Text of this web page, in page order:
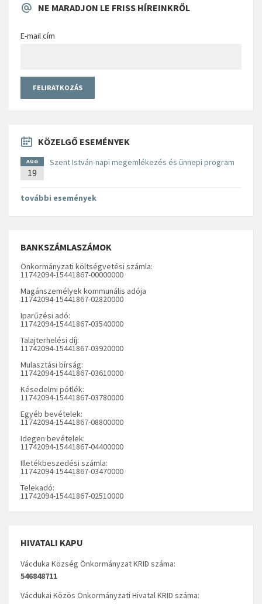
NE MARADJON LE FRISS HÍREINKRŐL
E-mail cím
KÖZELGŐ ESEMÉNYEK
AUG
19
Szent István-napi megemlékezés és ünnepi program
további események
BANKSZÁMLASZÁMOK
Önkormányzati költségvetési számla:
11742094-15441867-00000000
Magánszemélyek kommunális adója
11742094-15441867-02820000
Iparűzési adó:
11742094-15441867-03540000
Talajterhelési díj:
11742094-15441867-03920000
Mulasztási bírság:
11742094-15441867-03610000
Késedelmi pótlék:
11742094-15441867-03780000
Egyéb bevételek:
11742094-15441867-08800000
Idegen bevételek:
11742094-15441867-04400000
Illetékbeszedési számla:
11742094-15441867-03470000
Telekadó:
11742094-15441867-02510000
HIVATALI KAPU
Vácduka Község Önkormányzat KRID száma:
546848711
Vácdukai Közös Önkormányzati Hivatal KRID száma: